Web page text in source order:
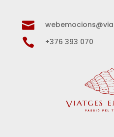

 +376 393 070